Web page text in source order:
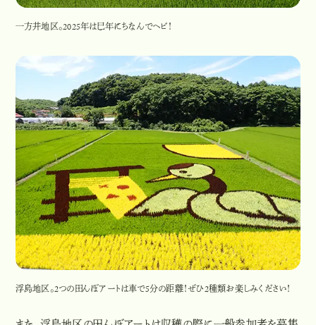
一方井地区。2025年は巳年にちなんでヘビ！
浮島地区。2つの田んぼアートは車で5分の距離！ぜひ2種類お楽しみください！